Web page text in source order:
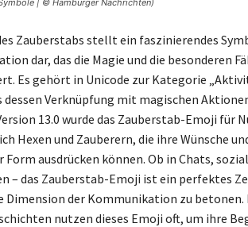
Zauberstabs stellt ein faszinierendes
dar, das die Magie und die besonderen
Es gehört in Unicode zur Kategorie
dessen Verknüpfung mit magischen
13.0 wurde das Zauberstab-Emoji für
Hexen und Zauberern, die ihre Wünsche
ausdrücken können. Ob in Chats,
– das Zauberstab-Emoji ist ein perfektes
Dimension der Kommunikation zu betonen.
nutzen dieses Emoji oft, um ihre